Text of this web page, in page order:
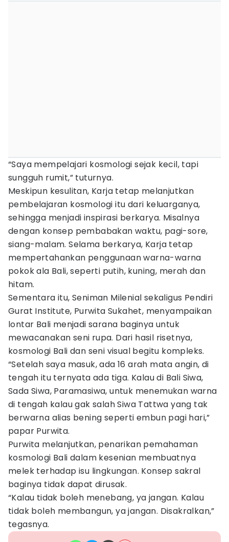
“Saya mempelajari kosmologi sejak kecil, tapi
sungguh rumit,” tuturnya.
Meskipun kesulitan, Karja tetap melanjutkan
pembelajaran kosmologi itu dari keluarganya,
sehingga menjadi inspirasi berkarya. Misalnya
dengan konsep pembabakan waktu, pagi-sore,
siang-malam. Selama berkarya, Karja tetap
mempertahankan penggunaan warna-warna
pokok ala Bali, seperti putih, kuning, merah dan
hitam.
Sementara itu, Seniman Milenial sekaligus Pendiri
Gurat Institute, Purwita Sukahet, menyampaikan
lontar Bali menjadi sarana baginya untuk
mewacanakan seni rupa. Dari hasil risetnya,
kosmologi Bali dan seni visual begitu kompleks.
“Setelah saya masuk, ada 16 arah mata angin, di
tengah itu ternyata ada tiga. Kalau di Bali Siwa,
Sada Siwa, Paramasiwa, untuk menemukan warna
di tengah kalau gak salah Siwa Tattwa yang tak
berwarna alias bening seperti embun pagi hari,”
papar Purwita.
Purwita melanjutkan, penarikan pemahaman
kosmologi Bali dalam kesenian membuatnya
melek terhadap isu lingkungan. Konsep sakral
baginya tidak dapat dirusak.
“Kalau tidak boleh menebang, ya jangan. Kalau
tidak boleh membangun, ya jangan. Disakralkan,”
tegasnya.